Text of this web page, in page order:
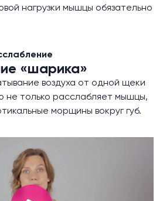
нагрузки мышцы обязательно
«шарика»
воздуха от одной щеки
не только расслабляет мышцы,
морщины вокруг губ.